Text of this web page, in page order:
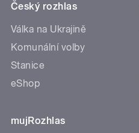
Český rozhlas
Válka na Ukrajině
Komunální volby
Stanice
eShop
mujRozhlas